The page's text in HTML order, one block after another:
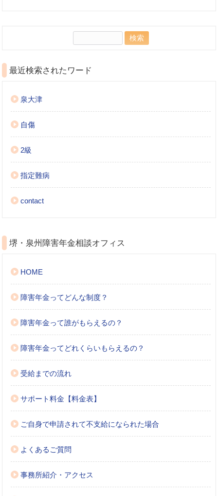
最近検索されたワード
泉大津
自傷
2級
指定難病
contact
堺・泉州障害年金相談オフィス
HOME
障害年金ってどんな制度？
障害年金って誰がもらえるの？
障害年金ってどれくらいもらえるの？
受給までの流れ
サポート料金【料金表】
ご自身で申請されて不支給になられた場合
よくあるご質問
事務所紹介・アクセス